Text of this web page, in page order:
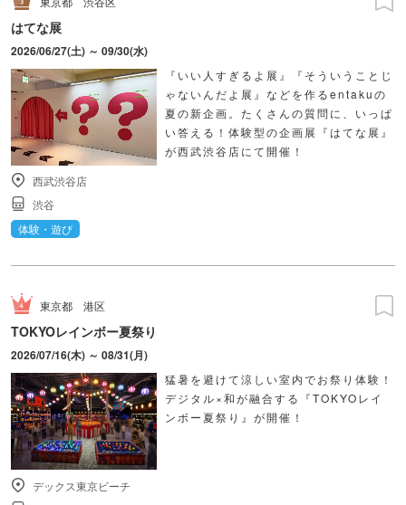
はてな展
2026/06/27(土) ～ 09/30(水)
『いい人すぎるよ展』『そういうことじ
ゃないんだよ展』などを作るentakuの
夏の新企画。たくさんの質問に、いっぱ
い答える！体験型の企画展『はてな展』
が西武渋谷店にて開催！
西武渋谷店
渋谷
体験・遊び
東京都 港区
TOKYOレインボー夏祭り
2026/07/16(木) ～ 08/31(月)
猛暑を避けて涼しい室内でお祭り体験！
デジタル×和が融合する『TOKYOレイ
ンボー夏祭り』が開催！
デックス東京ビーチ